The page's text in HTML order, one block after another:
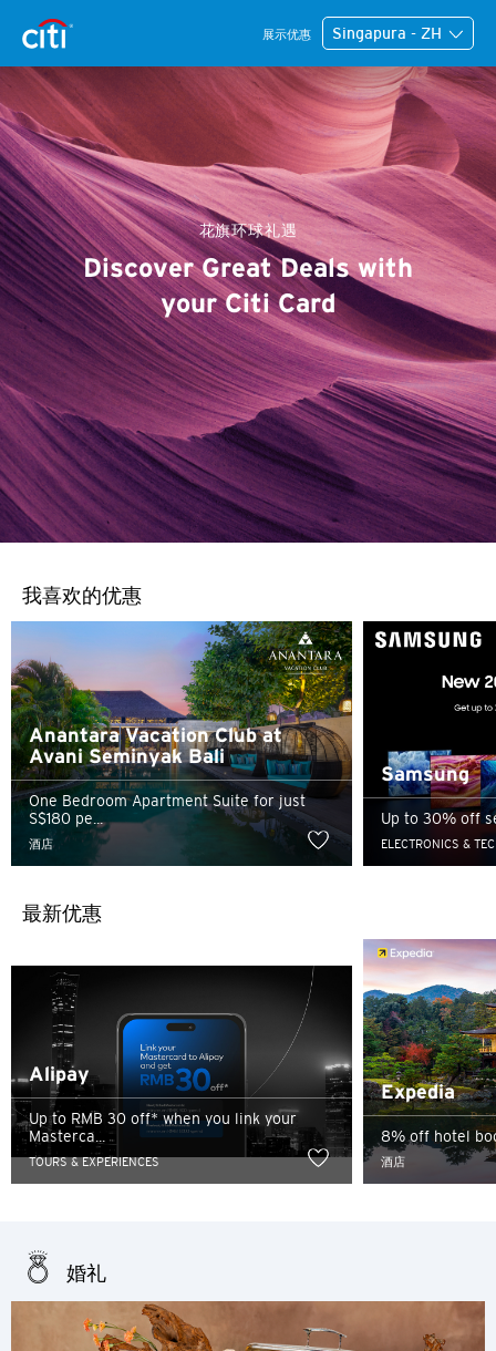
展示优惠 Singapura - ZH
花旗环球礼遇
Discover Great Deals with
your Citi Card
我喜欢的优惠
Anantara Vacation Club at
Avani Seminyak Bali
One Bedroom Apartment Suite for just
S$180 pe...
酒店
Samsung
Up to 30% off
ELECTRONICS &
最新优惠
Alipay
Up to RMB 30 off* when you link your
Masterca...
TOURS & EXPERIENCES
Expedia
8% off hotel
酒店
婚礼